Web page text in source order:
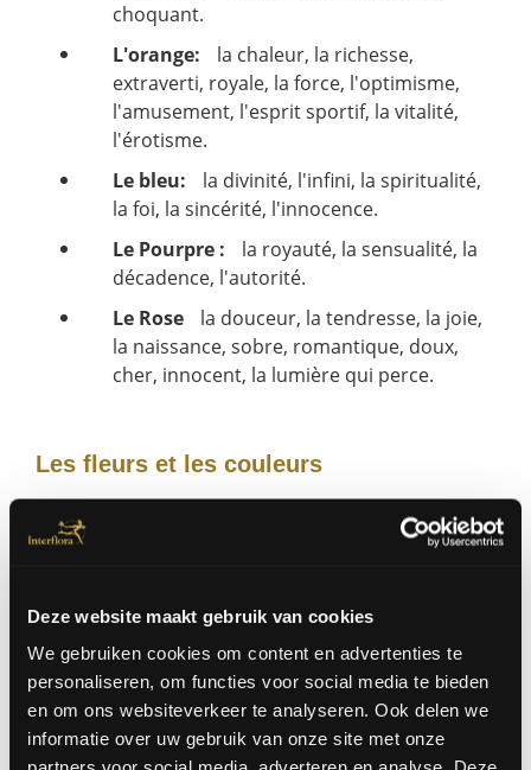
Deze website maakt gebruik van cookies
We gebruiken cookies om content en advertenties te
personaliseren, om functies voor social media te bieden
en om ons websiteverkeer te analyseren. Ook delen we
informatie over uw gebruik van onze site met onze
choquant.
L'orange: la chaleur, la richesse,
extraverti, royale, la force, l'optimisme,
l'amusement, l'esprit sportif, la vitalité,
l'érotisme.
Le bleu: la divinité, l'infini, la spiritualité,
la foi, la sincérité, l'innocence.
Le Pourpre : la royauté, la sensualité, la
décadence, l'autorité.
Le Rosela douceur, la tendresse, la joie,
la naissance, sobre, romantique, doux,
cher, innocent, la lumière qui perce.
Les fleurs et les couleurs
La Rose
Je te veux! L’amour pour la
Geel:l'affection mal placée, j'aime
quelqu’un d’autre.
Orange: Tu es flamme!
Rose:toi et moi.